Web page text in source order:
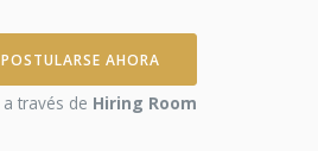
POSTULARSE AHORA
a través de Hiring Room